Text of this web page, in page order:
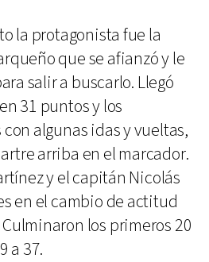
la protagonista fue la
que se afianzó y le
salir a buscarlo. Llegó
31 puntos y los
algunas idas y vueltas,
arriba en el marcador.
y el capitán Nicolás
en el cambio de actitud
los primeros 20
a 37.